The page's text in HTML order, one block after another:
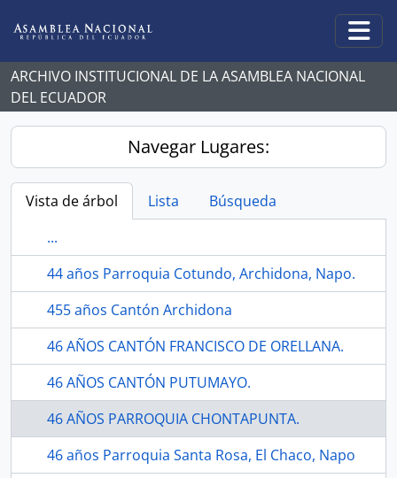
ARCHIVO INSTITUCIONAL DE LA ASAMBLEA NACIONAL
DEL ECUADOR
Navegar Lugares:
Vista de árbol Lista
Búsqueda
...
44 años Parroquia Cotundo, Archidona, Napo.
455 años Cantón Archidona
46 AÑOS CANTÓN FRANCISCO DE ORELLANA.
46 AÑOS CANTÓN PUTUMAYO.
46 AÑOS PARROQUIA CHONTAPUNTA.
46 años Parroquia Santa Rosa, El Chaco, Napo